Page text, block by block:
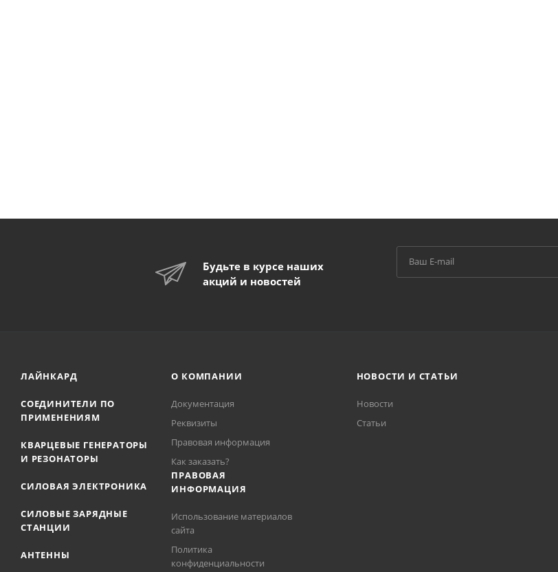
Будьте в курсе наших
акций и новостей
ЛАЙНКАРД
СОЕДИНИТЕЛИ ПО
ПРИМЕНЕНИЯМ
КВАРЦЕВЫЕ ГЕНЕРАТОРЫ
И РЕЗОНАТОРЫ
СИЛОВАЯ ЭЛЕКТРОНИКА
СИЛОВЫЕ ЗАРЯДНЫЕ
СТАНЦИИ
АНТЕННЫ
О КОМПАНИИ
Документация
Реквизиты
Правовая информация
Как заказать?
ПРАВОВАЯ
ИНФОРМАЦИЯ
Использование материалов
сайта
Политика
конфиденциальности
НОВОСТИ И СТАТЬИ
Новости
Статьи